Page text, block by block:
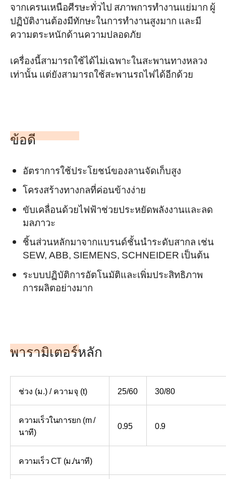
จากเครนเหนือศีรษะทั่วไป สภาพการทำงานแย่มาก ผู้
ปฏิบัติงานต้องมีทักษะในการทำงานสูงมาก และมี
ความตระหนักด้านความปลอดภัย
เครื่องนี้สามารถใช้ได้ไม่เฉพาะในสะพานทางหลวง
เท่านั้น แต่ยังสามารถใช้สะพานรถไฟได้อีกด้วย
ข้อดี
อัตราการใช้ประโยชน์ของลานจัดเก็บสูง
โครงสร้างทางกลที่ค่อนข้างง่าย
ขับเคลื่อนด้วยไฟฟ้าช่วยประหยัดพลังงานและลด
มลภาวะ
ชิ้นส่วนหลักมาจากแบรนด์ชั้นนำระดับสากล เช่น
SEW, ABB, SIEMENS, SCHNEIDER เป็นต้น
ระบบปฏิบัติการอัตโนมัติและเพิ่มประสิทธิภาพ
การผลิตอย่างมาก
พารามิเตอร์หลัก
ช่วง (ม.) / ความจุ (t) 25/60 30/80
ความเร็วในการยก (m /
นาที)
0.95 0.9
ความเร็ว CT (ม./นาที)